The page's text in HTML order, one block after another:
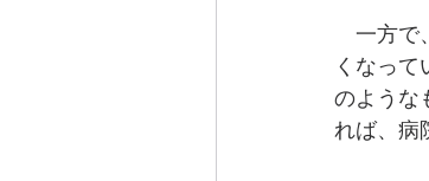
一方で
くなって
のような
れば、病